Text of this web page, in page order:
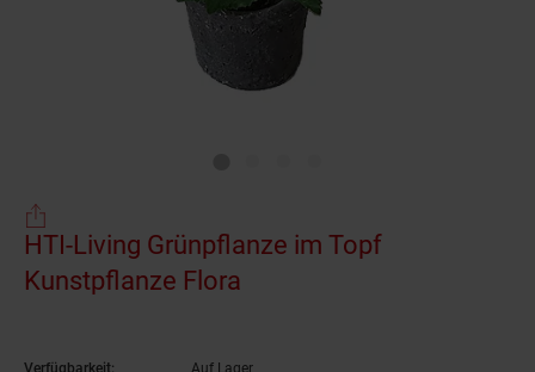
HTI-Living Grünpflanze im Topf
Kunstpflanze Flora
Verfügbarkeit:
Auf Lager